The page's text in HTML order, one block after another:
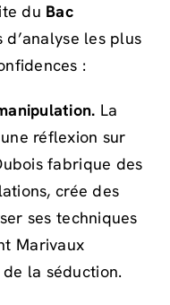
du Bac
d’analyse les plus
:
La
réflexion sur
fabrique des
crée des
ses techniques
Marivaux
la séduction.